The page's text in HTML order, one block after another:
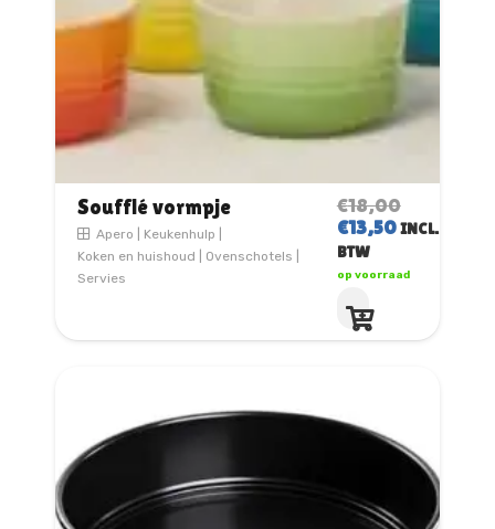
Soufflé vormpje
Apero Keukenhulp
Koken en huishoud
Ovenschotels
Servies
€18,00
PRIJS
WAS:
€13,50HUIDIGE
IS:
INCL.
BTW
op voorraad
product
heeft
optie
kan
gekozen
op